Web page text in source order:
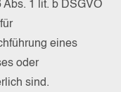
Abs. 1 lit. b DSGVO
eines
oder
sind.